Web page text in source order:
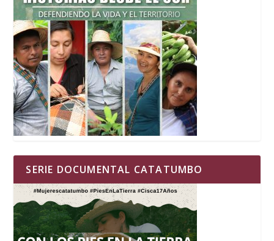
SERIE DOCUMENTAL CATATUMBO